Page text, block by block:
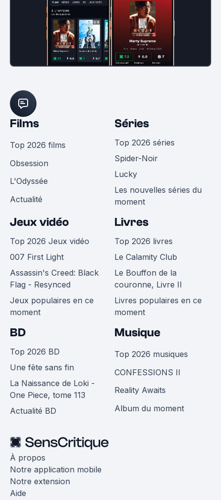
Films
Top 2026 films
Obsession
L'Odyssée
Actualité
Séries
Top 2026 séries
Spider-Noir
Lucky
Les nouvelles séries du
moment
Jeux vidéo
Top 2026 Jeux vidéo
007 First Light
Assassin's Creed: Black
Flag - Resynced
Jeux populaires en ce
moment
Livres
Top 2026 livres
Le Calamity Club
Le Bouffon de la
couronne, Livre II
Livres populaires en ce
moment
BD
Top 2026 BD
Une fête sans fin
La Naissance de Loki -
One Piece, tome 113
Actualité BD
Musique
Top 2026 musiques
CONFESSIONS II
Reality Awaits
Album du moment
À propos
Notre application mobile
Notre extension
Aide